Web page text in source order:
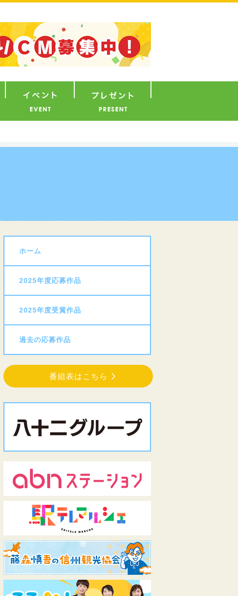
ホーム
2025年度応募作品
2025年度受賞作品
過去の応募作品
番組表はこちら